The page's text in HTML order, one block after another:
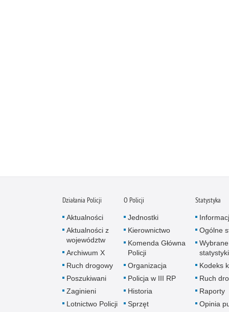
Działania Policji
Aktualności
Aktualności z
województw
Archiwum X
Ruch drogowy
Poszukiwani
Zaginieni
Lotnictwo Policji
O Policji
Jednostki
Kierownictwo
Komenda Główna
Policji
Organizacja
Policja w III RP
Historia
Sprzęt
Statystyka
Ogólne
Wybrane
statystyki
Kodeks
Ruch
Raporty
Opinia